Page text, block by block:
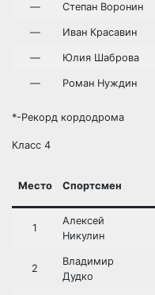
— Степан Воронин
— Иван Красавин
— Юлия Шаброва
— Роман Нуждин
*-Рекорд кордодрома
Класс 4
Место Спортсмен
1
Алексей
Никулин
2
Владимир
Дудко